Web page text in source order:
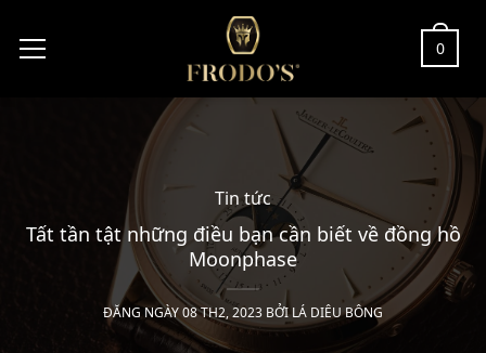
0
Tin tức
Tất tần tật những điều bạn cần biết về đồng hồ
Moonphase
ĐĂNG NGÀY 08 TH2, 2023 BỞILÁ DIÊU BÔNG